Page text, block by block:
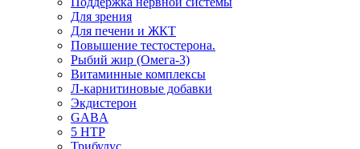
Для зрения
Для печени и ЖКТ
Повышение тестостерона.
Рыбий жир (Омега-3)
Витаминные комплексы
Л-карнитиновые добавки
Экдистерон
GABA
5 HTP
Трибулус